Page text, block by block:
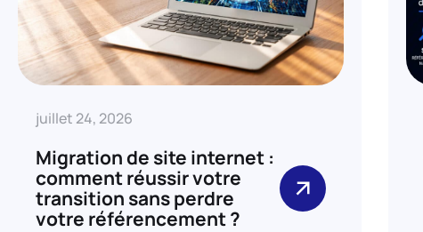
juillet 24, 2026
Migration de site internet :
comment réussir votre
transition sans perdre
votre référencement ?